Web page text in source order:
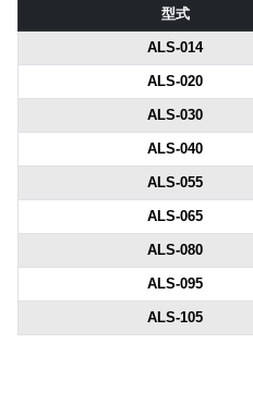
型式
ALS-014
ALS-020
ALS-030
ALS-040
ALS-055
ALS-065
ALS-080
ALS-095
ALS-105